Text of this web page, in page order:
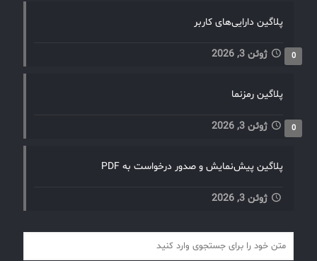
پلاگین دارایی‌های کاربر
ژوئن 3, 2026 0
پلاگین رمزنما
ژوئن 3, 2026 0
پلاگین پیش‌نمایش و صدور درخواست به PDF
ژوئن 3, 2026